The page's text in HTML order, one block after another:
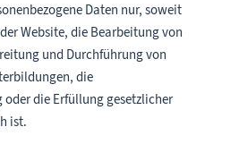
Daten nur, soweit
Website, die Bearbeitung von
und Durchführung von
die
die Erfüllung gesetzlicher
ist.